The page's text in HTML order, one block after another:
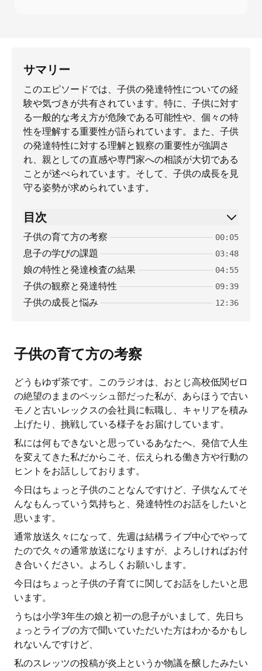
サマリー
このエピソードでは、子供の発達特性についての経
験や気づきが共有されています。特に、子供に対す
る一般的な考え方が危険である可能性や、個々の特
性を理解する重要性が語られています。また、子供
の発達特性に対する理解と観察の重要性が強調さ
れ、親としての直感や専門家への相談が大切である
ことが述べられています。そして、子供の成長を見
守る姿勢が求められています。
目次
子供の育て方の考察 00:05
息子の学びの課題 03:48
娘の特性と発達検査の結果 04:55
子供の観察と発達特性 09:39
子供の成長と悩み 12:36
子供の育て方の考察
どうもゆず茶です。このラジオは、おとじ高校低関ゼロ
の絶望のままのペッシュ部だった私が、あらほうで古い
モノと古いレックスの会社員に転職し、キャリアを積み
上げたり、挑戦している様子をお届けしています。
私には何もできないと思っているあなたへ、発信で人生
を変えてきた私だからこそ、伝えられる働き方や行動の
ヒントをお話ししております。
今日はちょっと子供のことなんですけど、子供なんてそ
んなもんっていう気持ちと、発達特性のお話をしたいと
思います。
通常放送久々になって、先週は結構ライブ中心でやって
たので久々の通常放送になりますが、よろしければお付
き合いください。よろしくお願いします。
今日はちょっと子供の子育てに関してお話をしたいと思
います。
うちは小学3年生の娘と初一の息子がいまして、先日ち
ょっとライブの方で聞いていただいた方はわかるかもし
れないんですけど、
私のスレッツの投稿が炎上というか物議を醸したみたい